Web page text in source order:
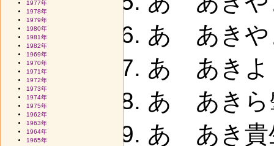
あ あきや
あ あきよ
あ あき
あ あき貴
1977年
1978年
1979年
1980年
1981年
1982年
1969年
1970年
1971年
1972年
1973年
1974年
1975年
1962年
1963年
1964年
1965年